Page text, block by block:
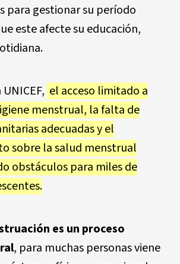
para gestionar su período
este afecte su educación,
el acceso limitado a
menstrual, la falta de
adecuadas y el
sobre la salud menstrual
obstáculos para miles de
es un proceso
, para muchas personas viene